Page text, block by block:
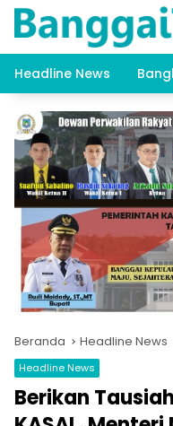
Langsung
Headline News
Beranda Headline News
Headline News
Berikan